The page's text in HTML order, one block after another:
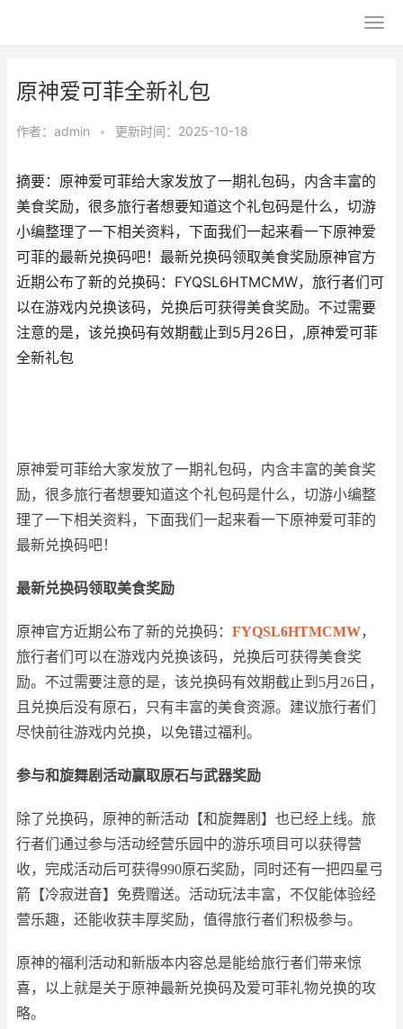
原神爱可菲全新礼包
作者： admin • 更新时间：2025-10-18
摘要：原神爱可菲给大家发放了一期礼包码，内含丰富的
美食奖励，很多旅行者想要知道这个礼包码是什么，切游
小编整理了一下相关资料，下面我们一起来看一下原神爱
可菲的最新兑换码吧！最新兑换码领取美食奖励原神官方
近期公布了新的兑换码：FYQSL6HTMCMW，旅行者们可
以在游戏内兑换该码，兑换后可获得美食奖励。不过需要
注意的是，该兑换码有效期截止到5月26日，,原神爱可菲
全新礼包
原神爱可菲给大家发放了一期礼包码，内含丰富的美食奖
励，很多旅行者想要知道这个礼包码是什么，切游小编整
理了一下相关资料，下面我们一起来看一下原神爱可菲的
最新兑换码吧！
最新兑换码领取美食奖励
原神官方近期公布了新的兑换码： FYQSL6HTMCMW，
旅行者们可以在游戏内兑换该码，兑换后可获得美食奖
励。不过需要注意的是，该兑换码有效期截止到5月26日，
且兑换后没有原石，只有丰富的美食资源。建议旅行者们
尽快前往游戏内兑换，以免错过福利。
参与和旋舞剧活动赢取原石与武器奖励
除了兑换码，原神的新活动【和旋舞剧】也已经上线。旅
行者们通过参与活动经营乐园中的游乐项目可以获得营
收，完成活动后可获得990原石奖励，同时还有一把四星弓
箭【冷寂迸音】免费赠送。活动玩法丰富，不仅能体验经
营乐趣，还能收获丰厚奖励，值得旅行者们积极参与。
原神的福利活动和新版本内容总是能给旅行者们带来惊
喜，以上就是关于原神最新兑换码及爱可菲礼物兑换的攻
略。